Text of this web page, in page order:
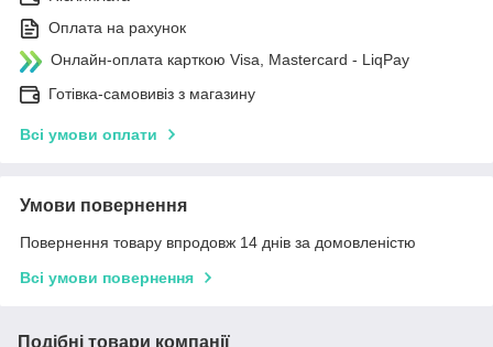
Оплата на рахунок
Онлайн-оплата карткою Visa, Mastercard - LiqPay
Готівка-самовивіз з магазину
Всі умови оплати
Умови повернення
Повернення товару впродовж 14 днів за домовленістю
Всі умови повернення
Подібні товари компанії